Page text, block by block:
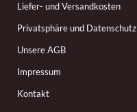
Liefer- und Versandkosten
Privatsphäre und Datenschutz
Unsere AGB
Impressum
Kontakt